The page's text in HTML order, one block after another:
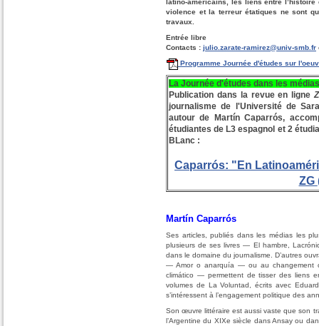
latino-américains, les liens entre
violence et la terreur étatiques ne sont
travaux.
Entrée libre
Contacts : julio.zarate-ramirez@univ-smb.fr
Programme Journée d'études sur
La Journée d'études dans les médias
Publication dans la revue en ligne
journalisme de l'Université de
autour de Martín Caparrós,
étudiantes de L3 espagnol et 2
BLanc :
Caparrós: "En
ZG
Martín Caparrós
Ses articles, publiés dans les médias les
plusieurs de ses livres ― El hambre,
dans le domaine du journalisme. D’autres
― Amor o anarquía ― ou au changement
climático ― permettent de tisser des liens
volumes de La Voluntad, écrits avec
s’intéressent à l’engagement politique des
Son œuvre littéraire est aussi vaste que son
l’Argentine du XIXe siècle dans Ansay ou